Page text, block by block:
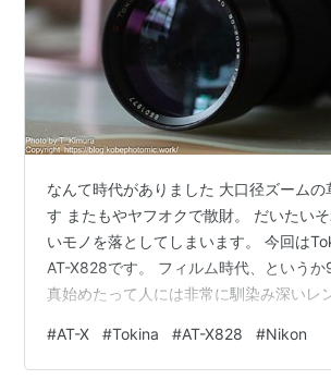
なんて時代がありました 大口径ズーム
す またもやヤフオクで散財。 だいたい
いモノを落としてしまいます。 今回は
AT-X828です。 フィルム時代、という
真始めたって人には非常に馴染み深いレ
に、それの代替としてSIGMAからも
ように80～200㎜や70～200㎜の大口径
#AT-X #Tokina #AT-X828 #Nikon